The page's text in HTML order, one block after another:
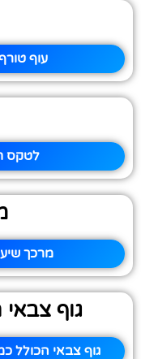
עוף
לטקס
מרכך
גוף
גוף צבאי הכולל